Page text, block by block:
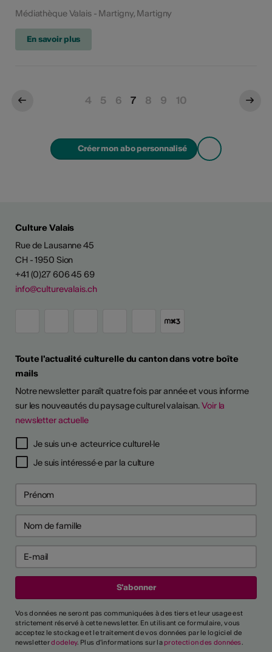
Médiathèque Valais - Martigny, Martigny
En savoir plus
4 5 6 7 8 9 10
Créer mon abo personnalisé
Culture Valais
Rue de Lausanne 45
CH - 1950 Sion
+41 (0)27 606 45 69
info@culturevalais.ch
Toute l'actualité culturelle du canton dans votre boîte
mails
Notre newsletter paraît quatre fois par année et vous informe
sur les nouveautés du paysage culturel valaisan.Voir la
newsletter actuelle
Je suis un·e acteur·rice culturel·le
Je suis intéressé·e par la culture
Vos données ne seront pas communiquées à des tiers et leur usage est
strictement réservé à cette newsletter. En utilisant ce formulaire, vous
acceptez le stockage et le traitement de vos données par le logiciel de
newsletterdodeley. Plus d'informations sur la protection des données.